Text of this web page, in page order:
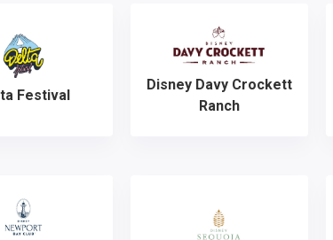
Festival
Disney Davy Crockett
Ranch